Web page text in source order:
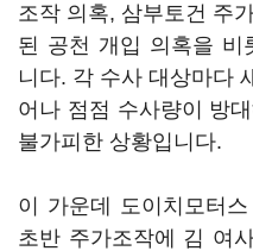
조작 의혹, 삼부토건 주
된 공천 개입 의혹을 비
니다. 각 수사 대상마다
어나 점점 수사량이 방
불가피한 상황입니다.
이 가운데 도이치모터
초반 주가조작에 김 여